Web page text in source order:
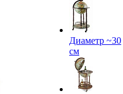
Диаметр ~30
см